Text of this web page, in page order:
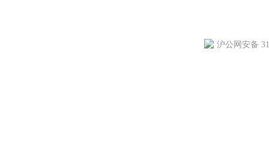
沪公网安备